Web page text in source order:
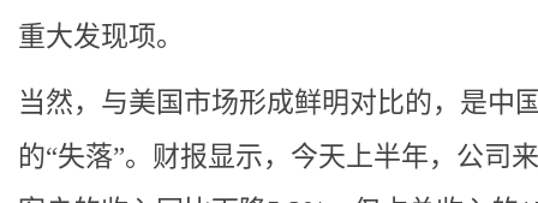
重大发现项。
当然，与美国市场形成鲜明对比的，是中
的“失落”。财报显示，今天上半年，公司